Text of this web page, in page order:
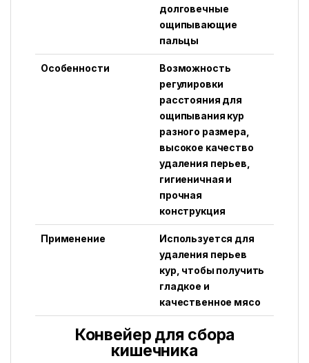
долговечные
ощипывающие
пальцы
Особенности
Возможность
регулировки
расстояния для
ощипывания кур
разного размера,
высокое качество
удаления перьев,
гигиеничная и
прочная
конструкция
Применение
Используется для
удаления перьев
кур, чтобы получить
гладкое и
качественное мясо
Конвейер для сбора
кишечника